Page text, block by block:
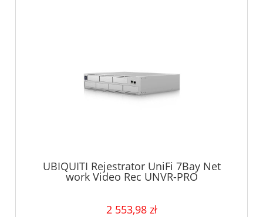
UBIQUITI Rejestrator UniFi 7Bay Net
work Video Rec UNVR-PRO
2 553,98 zł